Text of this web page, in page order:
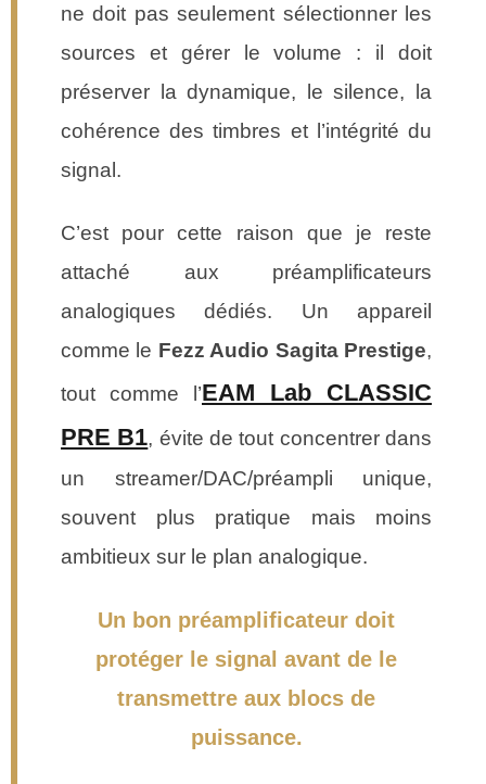
ne doit pas seulement sélectionner les
sources et gérer le volume : il doit
préserver la dynamique, le silence, la
cohérence des timbres et l’intégrité du
signal.
C’est pour cette raison que je reste
attaché aux préamplificateurs
analogiques dédiés. Un appareil
comme le Fezz Audio Sagita Prestige,
tout comme l’EAM Lab CLASSIC
PRE B1, évite de tout concentrer dans
un streamer/DAC/préampli unique,
souvent plus pratique mais moins
ambitieux sur le plan analogique.
Un bon préamplificateur doit
protéger le signal avant de le
transmettre aux blocs de
puissance.